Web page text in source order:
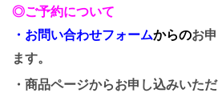
◎ご予約について
・ お問い合わせフォームからのお
ます。
・商品ページからお申し込みいただ